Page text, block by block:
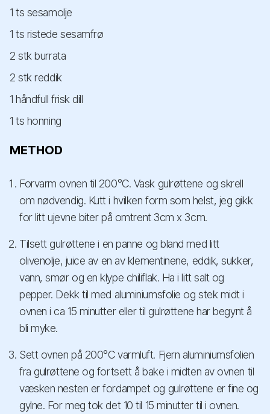
1 ts sesamolje
1 ts ristede sesamfrø
2 stk burrata
2 stk reddik
1 håndfull frisk dill
1 ts honning
METHOD
Forvarm ovnen til 200°C. Vask gulrøttene og skrell
om nødvendig. Kutt i hvilken form som helst, jeg gikk
for litt ujevne biter på omtrent 3cm x 3cm.
Tilsett gulrøttene i en panne og bland med litt
olivenolje, juice av en av klementinene, eddik, sukker,
vann, smør og en klype chiliflak. Ha i litt salt og
pepper. Dekk til med aluminiumsfolie og stek midt i
ovnen i ca 15 minutter eller til gulrøttene har begynt å
bli myke.
Sett ovnen på 200°C varmluft. Fjern aluminiumsfolien
fra gulrøttene og fortsett å bake i midten av ovnen til
væsken nesten er fordampet og gulrøttene er fine og
gylne. For meg tok det 10 til 15 minutter til i ovnen.